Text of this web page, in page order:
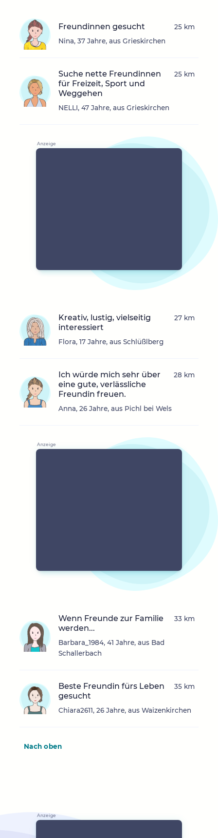
Freundinnen gesucht
Nina, 37 Jahre, aus Grieskirchen
25 km
Suche nette Freundinnen
für Freizeit, Sport und
Weggehen
NELLI, 47 Jahre, aus Grieskirchen
25 km
Kreativ, lustig, vielseitig
interessiert
Flora, 17 Jahre, aus Schlüßlberg
27 km
Ich würde mich sehr über
eine gute, verlässliche
Freundin freuen.
Anna, 26 Jahre, aus Pichl bei Wels
28 km
Wenn Freunde zur Familie
werden...
Barbara_1984, 41 Jahre, aus Bad
Schallerbach
33 km
Beste Freundin fürs Leben
gesucht
Chiara2611, 26 Jahre, aus Waizenkirchen
35 km
Nach oben